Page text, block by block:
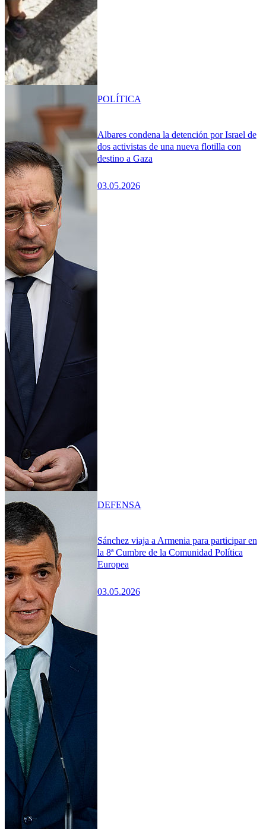
Albares condena la detención por Israel de
dos activistas de una nueva flotilla con
destino a Gaza
03.05.2026
POLÍTICA
Sánchez viaja a Armenia para participar en
la 8ª Cumbre de la Comunidad Política
Europea
03.05.2026
DEFENSA